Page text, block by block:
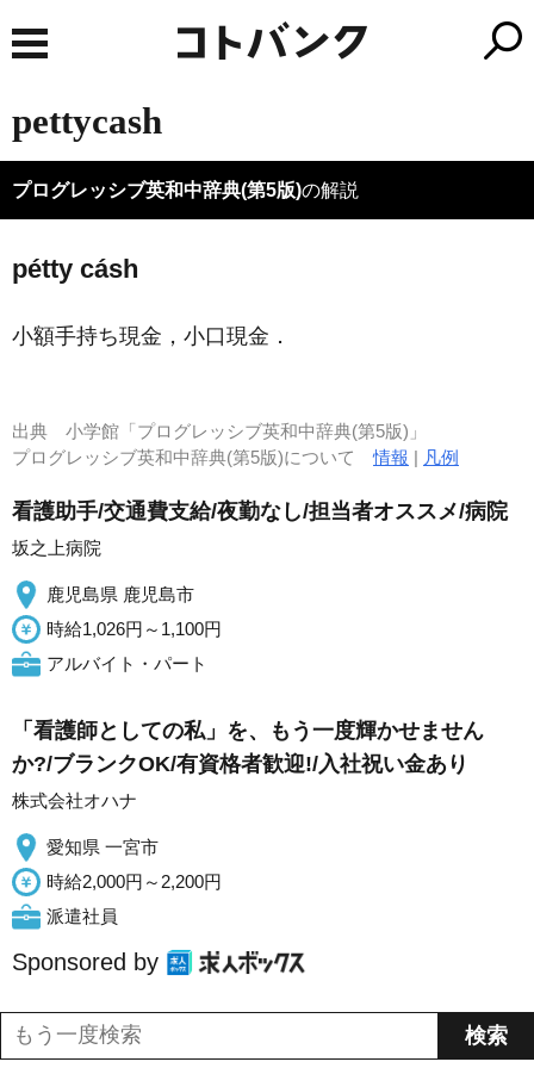
pettycash
プログレッシブ英和中辞典(第5版)の解説
pétty cásh
小額手持ち現金，小口現金 ．
出典 小学館「プログレッシブ英和中辞典(第5版)」
プログレッシブ英和中辞典(第5版)について情報 | 凡例
看護助手/交通費支給/夜勤なし/担当者オススメ/病院
坂之上病院
鹿児島県 鹿児島市
時給1,026円～1,100円
アルバイト・パート
「看護師としての私」を、もう一度輝かせません
か?/ブランクOK/有資格者歓迎!/入社祝い金あり
株式会社オハナ
愛知県 一宮市
時給2,000円～2,200円
派遣社員
Sponsored by